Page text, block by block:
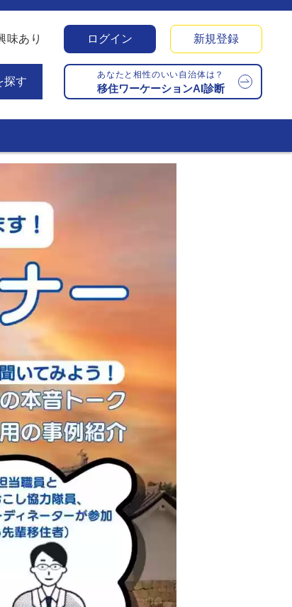
味あり ログイン 新規登録
探す
あなたと相性のいい自治体は？
移住ワーケーションAI診断